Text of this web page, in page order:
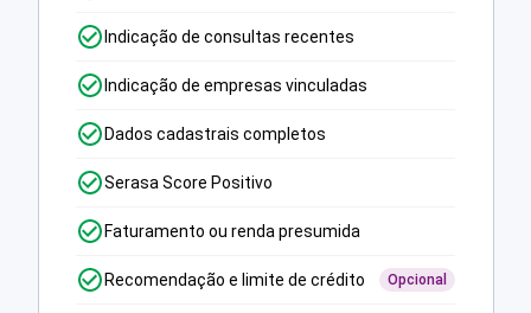
Indicação de consultas recentes
Indicação de empresas vinculadas
Dados cadastrais completos
Serasa Score Positivo
Faturamento ou renda presumida
Recomendação e limite de crédito Opcional